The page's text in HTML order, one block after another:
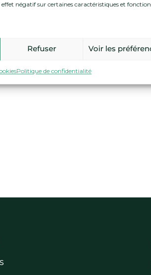
négatif sur certaines caractéristiques et
Refuser Voir les
Politique de confidentialité